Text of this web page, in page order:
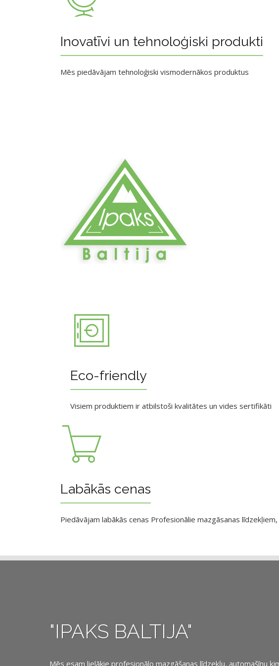
Inovatīvi un tehnoloģiski produkti
Mēs piedāvājam tehnoloģiski vismodernākos produktus
Eco-friendly
Visiem produktiem ir atbilstoši kvalitātes un vides sertifikāti
Labākās cenas
Piedāvājam labākās cenas Profesionālie mazgāsanas
"IPAKS BALTIJA"
Mēs esam lielākie profesionālo mazgāšanas līdzekļu, automašīnu